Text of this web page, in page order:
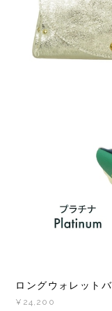
ロングウォレット
¥24,200